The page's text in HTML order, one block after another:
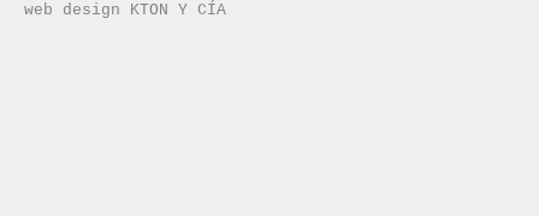
web design KTON Y CÍA